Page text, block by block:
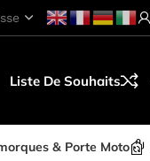
Liste De Souhaits
& Porte Moto